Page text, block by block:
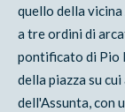
quello della
a tre ordini di
pontificato di Pio
della piazza su
dell'Assunta, con